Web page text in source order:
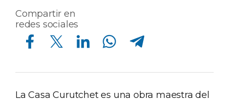
Compartir en
redes sociales
Compartir en Facebook Compartir en Twitter Compartir en Linkedin Compartir en Whatsapp Compartir en Telegram
La Casa Curutchet es una obra maestra del